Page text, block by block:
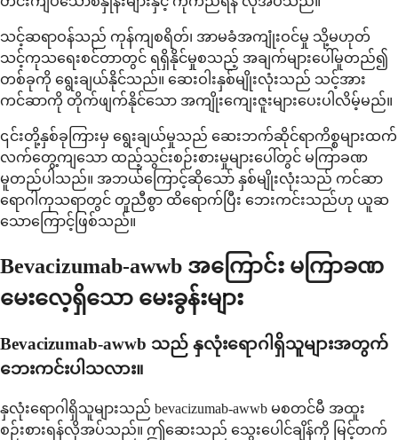
သင့်ဆရာဝန်သည် ကုန်ကျစရိတ်၊ အာမခံအကျုံးဝင်မှု သို့မဟုတ်
သင့်ကုသရေးစင်တာတွင် ရရှိနိုင်မှုစသည့် အချက်များပေါ်မူတည်၍
တစ်ခုကို ရွေးချယ်နိုင်သည်။ ဆေးဝါးနှစ်မျိုးလုံးသည် သင့်အား
ကင်ဆာကို တိုက်ဖျက်နိုင်သော အကျိုးကျေးဇူးများပေးပါလိမ့်မည်။
၎င်းတို့နှစ်ခုကြားမှ ရွေးချယ်မှုသည် ဆေးဘက်ဆိုင်ရာကိစ္စများထက်
လက်တွေ့ကျသော ထည့်သွင်းစဉ်းစားမှုများပေါ်တွင် မကြာခဏ
မူတည်ပါသည်။ အဘယ်ကြောင့်ဆိုသော် နှစ်မျိုးလုံးသည် ကင်ဆာ
ရောဂါကုသရာတွင် တူညီစွာ ထိရောက်ပြီး ဘေးကင်းသည်ဟု ယူဆ
သောကြောင့်ဖြစ်သည်။
Bevacizumab-awwb အကြောင်း မကြာခဏ
မေးလေ့ရှိသော မေးခွန်းများ
Bevacizumab-awwb သည် နှလုံးရောဂါရှိသူများအတွက်
ဘေးကင်းပါသလား။
နှလုံးရောဂါရှိသူများသည် bevacizumab-awwb မစတင်မီ အထူး
စဉ်းစားရန်လိုအပ်သည်။ ဤဆေးသည် သွေးပေါင်ချိန်ကို မြင့်တက်